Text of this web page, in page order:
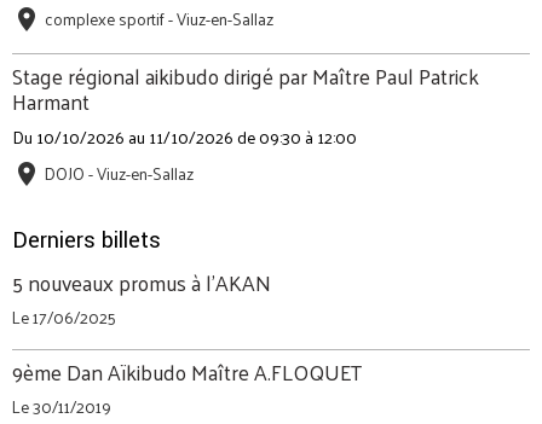
complexe sportif - Viuz-en-Sallaz
Stage régional aikibudo dirigé par Maître Paul Patrick
Harmant
Du 10/10/2026 au 11/10/2026de 09:30 à 12:00
DOJO - Viuz-en-Sallaz
Derniers billets
5 nouveaux promus à l'AKAN
Le 17/06/2025
9ème Dan Aïkibudo Maître A.FLOQUET
Le 30/11/2019